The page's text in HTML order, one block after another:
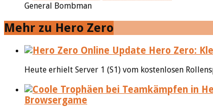
General Bombman
Mehr zu Hero Zero
Hero Zero:
Heute erhielt Server 1 (S1) vom kostenlosen
Browsergame